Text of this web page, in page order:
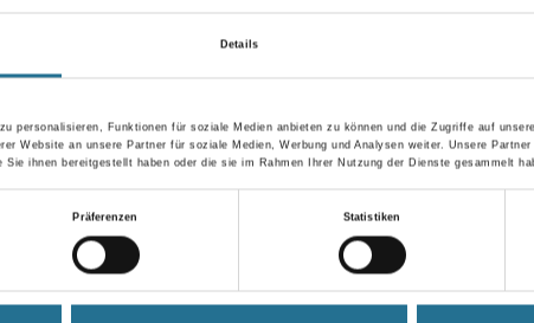
Details
personalisieren, Funktionen für soziale Medien anbieten zu können und die Zugriffe auf
Website an unsere Partner für soziale Medien, Werbung und Analysen weiter. Unsere
ihnen bereitgestellt haben oder die sie im Rahmen Ihrer Nutzung der Dienste gesammelt
Präferenzen Statistiken
Umrechnungsfaktoren